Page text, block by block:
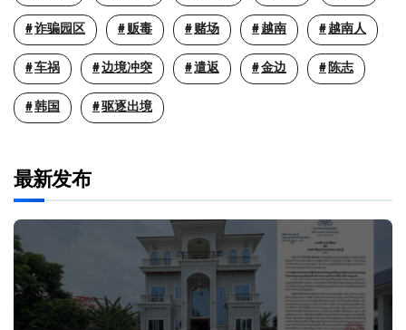
诈骗园区 贩毒 赌场 越南 越南人
车祸 边境冲突 遣返 金边 陈志
韩国 驱逐出境
最新发布